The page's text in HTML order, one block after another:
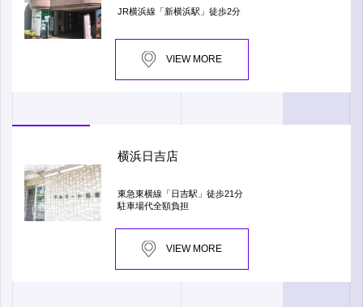
JR横浜線「新横浜駅」徒歩2分
VIEW MORE
横浜日吉店
東急東横線「日吉駅」徒歩21分
駐車場代全額負担
VIEW MORE